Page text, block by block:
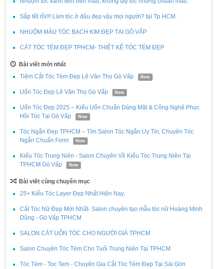
Sắp tết rồi!!! Làm tóc ở đâu đẹp vậy mọi người? tại Tp HCM.
NHUỘM MÀU TÓC BẠCH KIM ĐẸP TẠI GÒ VẤP
CẮT TÓC TÉM ĐẸP TPHCM- THIẾT KẾ TÓC TÉM ĐẸP
Bài viết mới nhất
Tiệm Cắt Tóc Tém Đẹp Lê Văn Thọ Gò Vấp
New
Uốn Tóc Đẹp Lê Văn Thọ Gò Vấp New
Uốn Tóc Đẹp 2025 – Kiểu Uốn Chuẩn Dáng Mặt & Công Nghệ Phục
Hồi Tóc Tại Gò Vấp
New
Tóc Ngắn Đẹp TPHCM – Tìm Salon Tóc Ngắn Uy Tín, Chuyên Tóc
Ngắn Chuẩn Form
New
Kiểu Tóc Trung Niên - Salon Chuyên Về Kiểu Tóc Trung Niên Tại
TPHCM Gò Vấp
New
Bài viết cùng chuyên mục
25+ Kiểu Tóc Layer Đẹp Nhất Hiện Nay.
Cắt Tóc Nữ Đẹp Mới Nhất- Salon chuyên tạo mẫu tóc nữ Hoàng Minh
Dũng - Gò Vấp TPHCM
SALON CẮT UỐN TÓC CHO NGƯỜI GIÀ TPHCM
Salon Chuyên Tóc Tém Cho Tuổi Trung Niên Tại TPHCM
Tóc Tém - Toc Tem - Chuyên Gia Cắt Tóc Tém Đẹp Tại Sài Gòn